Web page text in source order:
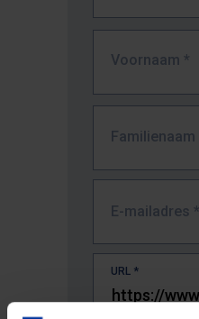
Voornaam *
Familienaam
E-mailadres *
URL *